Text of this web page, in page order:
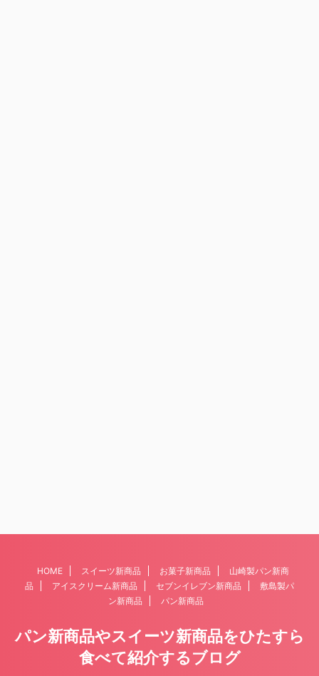
HOME スイーツ新商品 お菓子新商品
山崎製パン新商
品
アイスクリーム新商品 セブンイレブン新商品
敷島製パ
ン新商品
パン新商品
パン新商品やスイーツ新商品をひたすら
食べて紹介するブログ